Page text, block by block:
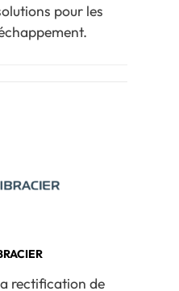
pour les
rectification de